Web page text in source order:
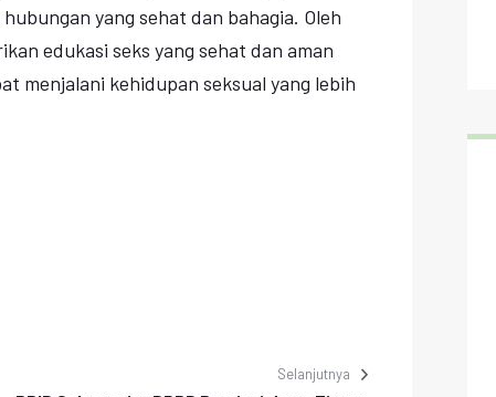
yang sehat dan bahagia. Oleh
edukasi seks yang sehat dan aman
menjalani kehidupan seksual yang lebih
Selanjutnya